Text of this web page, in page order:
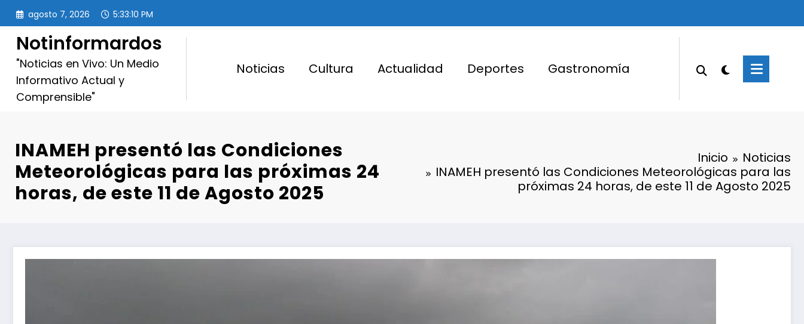
Saltar
contenido
agosto 7, 2026 5:33:12 PM
Notinformardos
"Noticias en Vivo: Un Medio
Informativo Actual y
Comprensible"
Noticias Cultura Actualidad Deportes Gastronomía
INAMEH presentó las Condiciones
Meteorológicas para las próximas 24
horas, de este 11 de Agosto 2025
Inicio
Noticias
INAMEH presentó las Condiciones Meteorológicas para las
próximas 24 horas, de este 11 de Agosto 2025